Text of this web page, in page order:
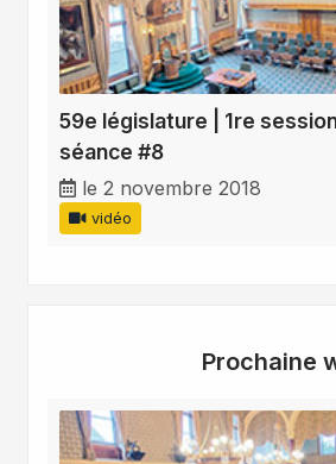
59e législature | 1re
séance #8
le 2 novembre 2018
vidéo
Prochaine